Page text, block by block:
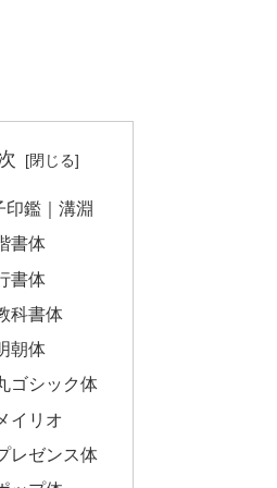
印鑑｜溝淵
書体
書体
科書体
朝体
ゴシック体
イリオ
レゼンス体